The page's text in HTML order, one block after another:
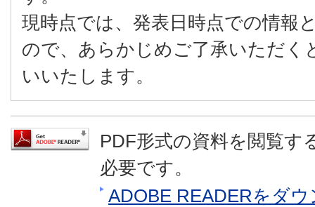
現時点では、発表日時点での情報
ので、あらかじめご了承いただく
いいたします。
PDF形式の資料を閲覧す
必要です。
ADOBE READERをダ